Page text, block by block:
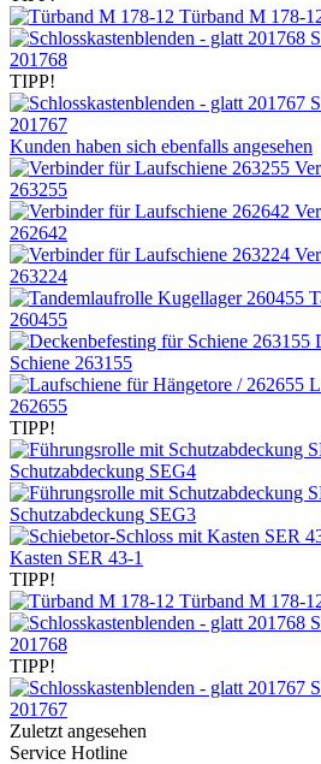
Türband M 178-
201768
TIPP!
201767
Kunden haben sich ebenfalls angesehen
263255
262642
263224
260455
Schiene 263155
262655
TIPP!
Schutzabdeckung SEG4
Schutzabdeckung SEG3
Kasten SER 43-1
TIPP!
Türband M 178-
201768
TIPP!
201767
Zuletzt angesehen
Service Hotline